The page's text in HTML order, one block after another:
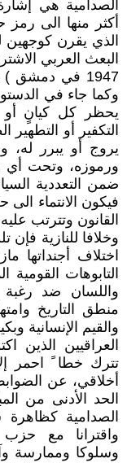
الصدامية هي
أكثر منها الى
الذي يقرن
البعث العربي
1947 في دمشق
يحظر كل كيانٍ أو
التكفير أو
يروج أو يبرر له،
ورموزه، وتحت أي
ضمن التعددية
فيكون الانتماء
القانون وتترتب
وخلافا للنازية فإن
اختلاف أجنداتها
التابوهات القومية
واللسان ضد
منطق التاريخ
والقيم الإنسانية
العراقيين الذين
تترك خطا ً احمر
أخلاقي، عن
الحد الأدنى من
الصدامية
واقترانا مع حزب
وسلوكا وممارسة